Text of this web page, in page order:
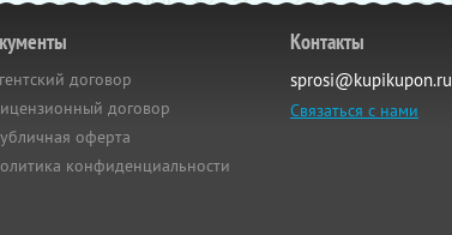
договор
договор
оферта
конфиденциальности
Контакты
sprosi@kupikupon.ru
Связаться с нами